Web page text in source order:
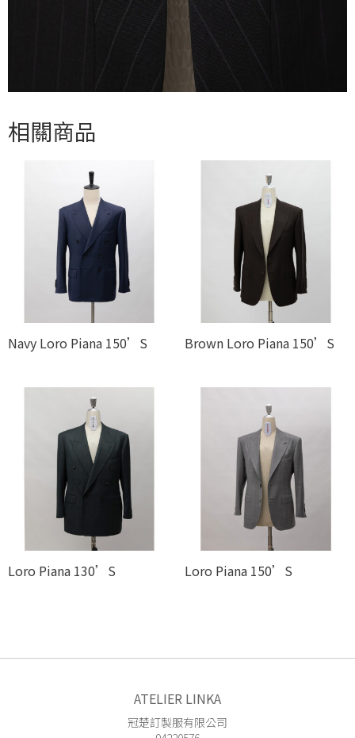
相關商品
Navy Loro Piana 150’S Brown Loro Piana 150’S
Loro Piana 130’S Loro Piana 150’S
ATELIER LINKA
冠楚訂製服有限公司